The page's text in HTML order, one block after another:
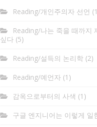
Reading/개인주의자 선언
Reading/나는 죽을 때까지
싶다(5)
Reading/설득의 논리학(2)
Reading/예언자(1)
감옥으로부터의 사색 (1)
구글 엔지니어는 이렇게 일